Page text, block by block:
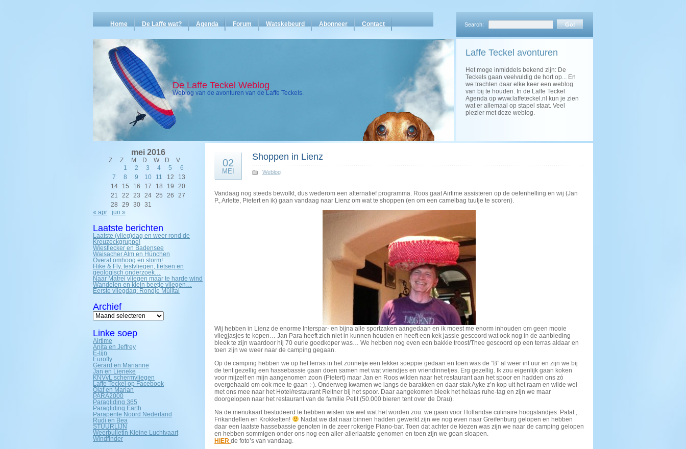
Home De Laffe wat? Agenda Forum Watskebeurd Abonneer Contact Search:
De Laffe Teckel Weblog
Weblog van de avonturen van de Laffe Teckels.
Laffe Teckel avonturen
Het moge inmiddels bekend zijn: De
Teckels gaan veelvuldig de hort op... En
we trachten daar elke keer een weblog
van bij te houden. In de Laffe Teckel
Agenda op www.laffeteckel.nl kun je zien
wat er allemaal op stapel staat. Veel
plezier met deze weblog.
mei 2016
Z Z M D W D
V
1
2 3 4 5
6
7
8 9 10 11 12
13
14
15 16 17 18 19
20
21
22 23 24 25 26
27
28
29 30
31
« apr
jun »
Laatste berichten
Laatste (vlieg)dag en weer rond de
Kreuzeckgruppe!
Wiesflecker en Badensee
Waisacher Alm en Hünchen
Overal omhoog en storm!
Hike & Fly, testvliegen, fietsen en
geologisch onderzoek…
Naar Matrei vliegen maar te harde wind
Wandelen en klein beetje vliegen…
Eerste vliegdag: Rondje Mülltal
Archief
Archief
Linke soep
Airtime
Anita en Jeffrey
E-lijn
Eurofly
Gerard en Marianne
Jan en Lieneke
KNVvL schermvliegen
Laffe Teckel op Facebook
Olaf en Marian
PARA2000
Paragliding 365
Paragliding Earth
Parapente Noord Nederland
Rudi en Bea
STUURLIJN
Weerbulletin Kleine Luchtvaart
Windfinder
02
MEI
Shoppen in Lienz
Weblog
Vandaag nog steeds bewolkt, dus wederom een alternatief programma. Roos gaat Airtime assisteren op de oefenhelling en wij (Jan
P., Arlette, Pietert en ik) gaan vandaag naar Lienz om wat te shoppen (en om een camelbag tuutje te scoren).
Wij hebben in Lienz de enorme Interspar- en bijna alle sportzaken aangedaan en ik moest me enorm inhouden om geen mooie
vliegjasjes te kopen… Jan Para heeft zich niet in kunnen houden en heeft een kek jassie gescoord wat ook nog in de aanbieding
bleek te zijn waardoor hij 70 eurie goedkoper was… We hebben nog even een bakkie troost/Thee gescoord op een terras aldaar en
toen zijn we weer naar de camping gegaan.
Op de camping hebben we op het terras in het zonnetje een lekker soeppie gedaan en toen was de “B” al weer int uur en zijn we bij
de tent gezellig een hassebassie gaan doen samen met wat vriendjes en vriendinnetjes. Erg gezellig. Ik zou eigenlijk gaan koken
voor mijzelf en mijn aangenomen zoon (Pietert) maar Jan en Roos wilden naar het restaurant aan het spoor en hadden ons zó
overgehaald om ook mee te gaan :-). Onderweg kwamen we langs de barakken en daar stak Ayke z’n kop uit het raam en wilde wel
met ons mee naar het Hotel/restaurant Reitner bij het spoor. Daar aangekomen bleek het helaas ruhe-tag en zijn we maar
doorgelopen naar het restaurant van de familie Petit (50.000 bieren tent over de Drau).
Na de menukaart bestudeerd te hebben wisten we wel wat het worden zou: we gaan voor Hollandse culinaire hoogstandjes: Patat ,
Frikandellen en Krokketten!
Nadat we dat naar binnen hadden gewerkt zijn we nog even naar Greifenburg gelopen en hebben
daar een laatste hassebassie genoten in de zeer rokerige Piano-bar. Toen dat achter de kiezen was zijn we naar de camping gelopen
en hebben sommigen onder ons nog een aller-allerlaatste genomen en toen zijn we goan sloapen.
HIER de foto’s van vandaag.